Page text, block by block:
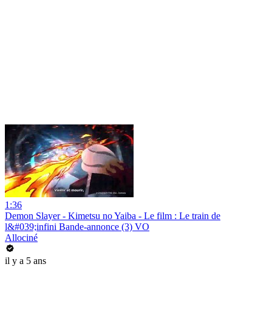
1:36
Demon Slayer - Kimetsu no Yaiba - Le film : Le train de
l&#039;infini Bande-annonce (3) VO
Allociné
il y a 5 ans